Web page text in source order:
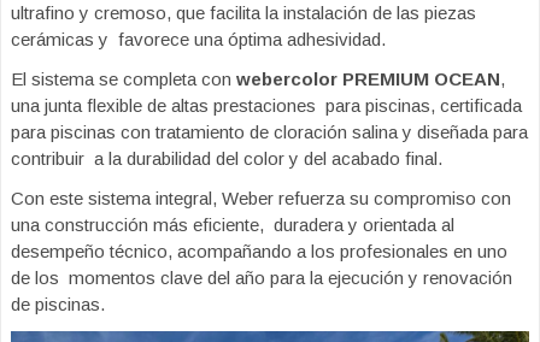
ultrafino y cremoso, que facilita la instalación de las piezas
cerámicas y favorece una óptima adhesividad.
El sistema se completa con webercolor PREMIUM OCEAN,
una junta flexible de altas prestaciones para piscinas, certificada
para piscinas con tratamiento de cloración salina y diseñada para
contribuir a la durabilidad del color y del acabado final.
Con este sistema integral, Weber refuerza su compromiso con
una construcción más eficiente, duradera y orientada al
desempeño técnico, acompañando a los profesionales en uno
de los momentos clave del año para la ejecución y renovación
de piscinas.